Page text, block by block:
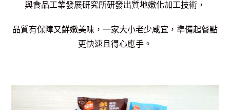
與食品工業發展研究所研發出質地嫩化加工技術，
品質有保障又鮮嫩美味，一家大小老少咸宜，準備起餐點
更快速且得心應手。